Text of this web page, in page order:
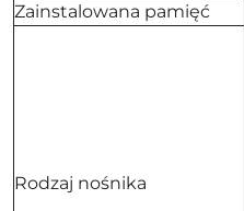
Zainstalowana pamięć
Rodzaj nośnika